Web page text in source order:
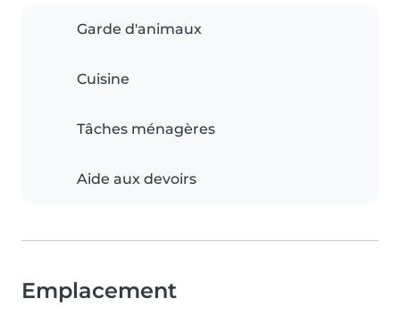
Garde d'animaux
Cuisine
Tâches ménagères
Aide aux devoirs
Emplacement